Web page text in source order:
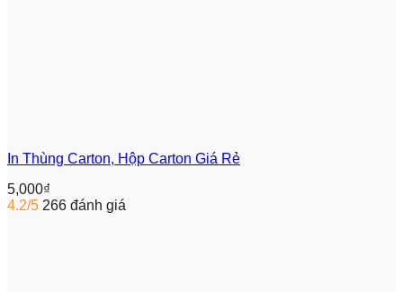
In Thùng Carton, Hộp Carton Giá Rẻ
5,000₫
4.2/5 266 đánh giá